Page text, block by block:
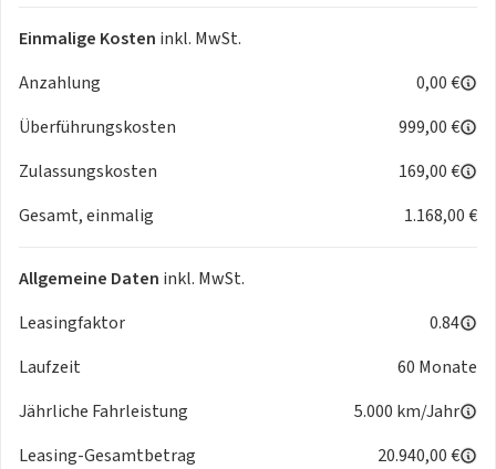
Einmalige Kosten inkl. MwSt.
Anzahlung
0,00 €
Überführungskosten
999,00 €
Zulassungskosten
169,00 €
Gesamt, einmalig
1.168,00 €
Allgemeine Daten inkl. MwSt.
Leasingfaktor
0.84
Laufzeit
60 Monate
Jährliche Fahrleistung
5.000 km/Jahr
Leasing-Gesamtbetrag
20.940,00 €